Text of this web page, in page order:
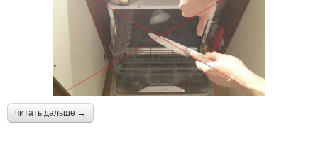
читать дальше →